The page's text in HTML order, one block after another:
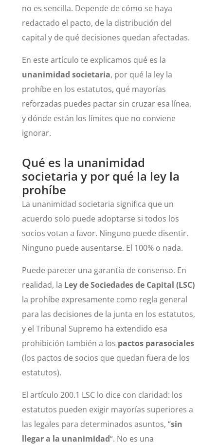
no es sencilla. Depende de cómo se haya
redactado el pacto, de la distribución del
capital y de qué decisiones quedan afectadas.
En este artículo te explicamos qué es la
unanimidad societaria, por qué la ley la
prohíbe en los estatutos, qué mayorías
reforzadas puedes pactar sin cruzar esa línea,
y dónde están los límites que no conviene
ignorar.
Qué es la unanimidad
societaria y por qué la ley la
prohíbe
La unanimidad societaria significa que un
acuerdo solo puede adoptarse si todos los
socios votan a favor. Ninguno puede disentir.
Ninguno puede ausentarse. El 100% o nada.
Puede parecer una garantía de consenso. En
realidad, la Ley de Sociedades de Capital (LSC)
la prohíbe expresamente como regla general
para las decisiones de la junta en los estatutos,
y el Tribunal Supremo ha extendido esa
prohibición también a los pactos parasociales
(los pactos de socios que quedan fuera de los
estatutos).
El artículo 200.1 LSC lo dice con claridad: los
estatutos pueden exigir mayorías superiores a
las legales para determinados asuntos, “sin
llegar a la unanimidad“. No es una